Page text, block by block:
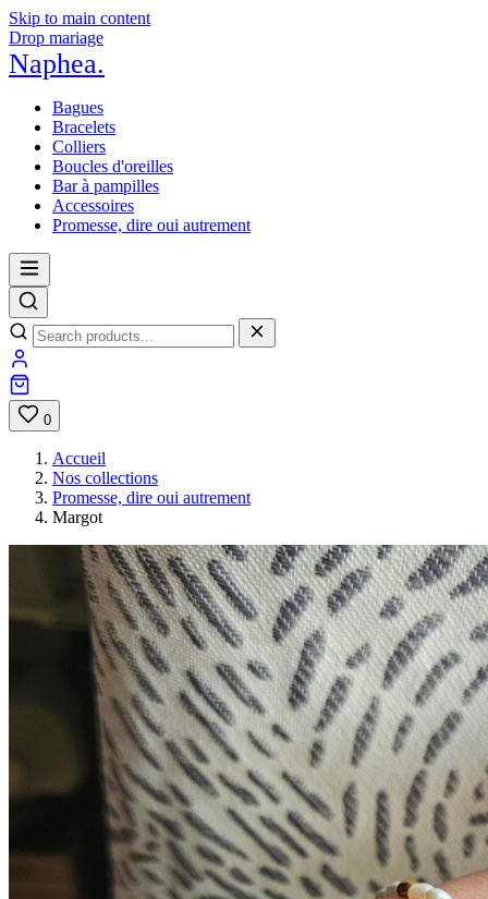
Skip to main content
Drop mariage
Naphea.
Bagues
Bracelets
Colliers
Boucles d'oreilles
Bar à pampilles
Accessoires
Promesse, dire oui autrement
0
Accueil
Nos collections
Promesse, dire oui autrement
Margot